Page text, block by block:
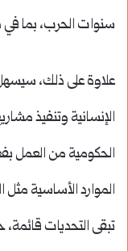
سنوات الحرب، بما
علاوة على ذلك،
الإنسانية وتنفيذ
الحكومية من العمل
الموارد الأساسية مثل
تبقى التحديات